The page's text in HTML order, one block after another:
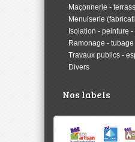
Maçonnerie -
Menuiserie
Isolation - peinture
Ramonage -
Travaux publics -
Divers
Nos labels